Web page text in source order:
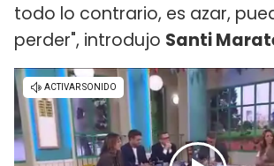
todo lo contrario, es azar,
perder", introdujo Santi